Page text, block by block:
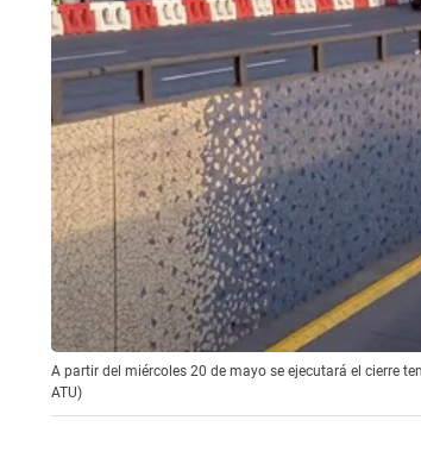
A partir del miércoles 20 de mayo se ejecutará el cierre
ATU)